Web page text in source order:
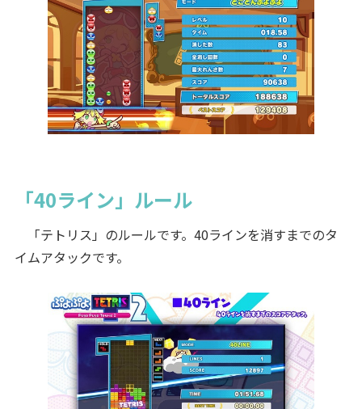
「40ライン」ルール
「テトリス」のルールです。40ラインを消すまでのタ
イムアタックです。